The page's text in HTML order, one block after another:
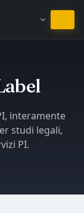
interamente
studi legali,
PI.